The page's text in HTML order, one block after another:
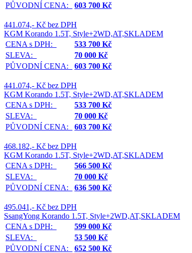
PŮVODNÍ CENA:
603 700 Kč
441.074,- Kč bez DPH
KGM Korando 1.5T, Style+2WD,AT,SKLADEM
CENA s DPH:
533 700 Kč
SLEVA:
70 000 Kč
PŮVODNÍ CENA:
603 700 Kč
441.074,- Kč bez DPH
KGM Korando 1.5T, Style+2WD,AT,SKLADEM
CENA s DPH:
533 700 Kč
SLEVA:
70 000 Kč
PŮVODNÍ CENA:
603 700 Kč
468.182,- Kč bez DPH
KGM Korando 1.5T, Style+2WD,AT,SKLADEM
CENA s DPH:
566 500 Kč
SLEVA:
70 000 Kč
PŮVODNÍ CENA:
636 500 Kč
495.041,- Kč bez DPH
SsangYong Korando 1.5T, Style+2WD,AT,SKLADEM
CENA s DPH:
599 000 Kč
SLEVA:
53 500 Kč
PŮVODNÍ CENA:
652 500 Kč